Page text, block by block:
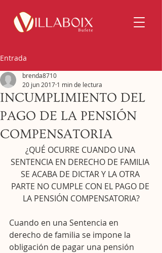
Entrada
INCUMPLIMIENTO DEL
PAGO DE LA PENSIÓN
COMPENSATORIA
brenda8710
20 jun 2017 1 min de lectura
¿QUÉ OCURRE CUANDO UNA
SENTENCIA EN DERECHO DE FAMILIA
SE ACABA DE DICTAR Y LA OTRA
PARTE NO CUMPLE CON EL PAGO DE
LA PENSIÓN COMPENSATORIA?
Cuando en una Sentencia en
derecho de familia se impone la
obligación de pagar una pensión